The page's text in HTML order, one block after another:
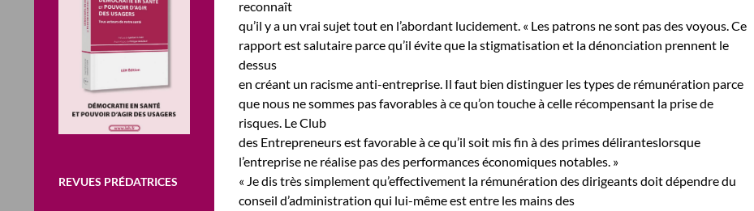
reconnaît
qu’il y a un vrai sujet tout en l’abordant lucidement. « Les patrons ne sont pas des voyous. Ce
rapport est salutaire parce qu’il évite que la stigmatisation et la dénonciation prennent le
dessus
en créant un racisme anti-entreprise. Il faut bien distinguer les types de rémunération parce
que nous ne sommes pas favorables à ce qu’on touche à celle récompensant la prise de
risques. Le Club
des Entrepreneurs est favorable à ce qu’il soit mis fin à des primes déliranteslorsque
l’entreprise ne réalise pas des performances économiques notables. »
« Je dis très simplement qu’effectivement la rémunération des dirigeants doit dépendre du
conseil d’administration qui lui-même est entre les mains des
REVUES PRÉDATRICES